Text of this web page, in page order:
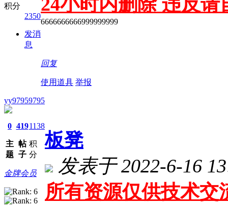
积分
2350
发消
息
6666666666999999999
回复
使用道具 举报
yy97959795
0
主
题
419
帖
子
1138
积
分
金牌会员
板凳
发表于 2022-6-16
所有资源仅供技术交